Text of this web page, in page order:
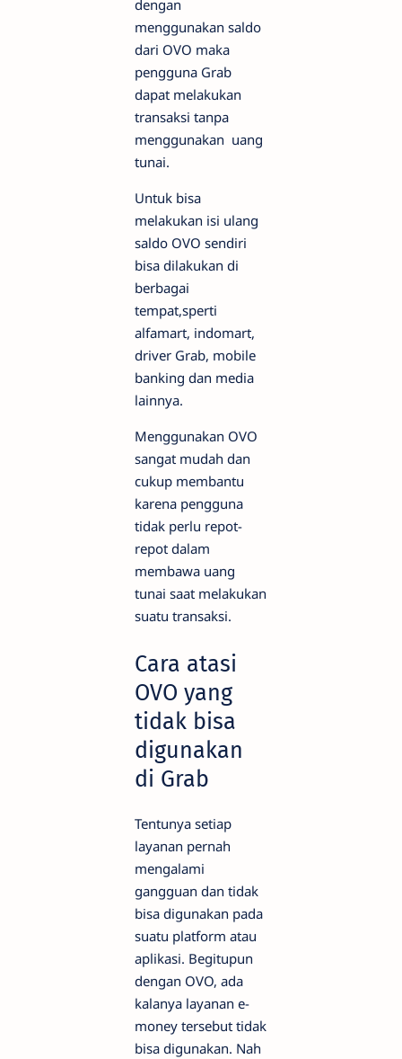
dengan
menggunakan saldo
dari OVO maka
pengguna Grab
dapat melakukan
transaksi tanpa
menggunakan uang
tunai.
Untuk bisa
melakukan isi ulang
saldo OVO sendiri
bisa dilakukan di
berbagai
tempat,sperti
alfamart, indomart,
driver Grab, mobile
banking dan media
lainnya.
Menggunakan OVO
sangat mudah dan
cukup membantu
karena pengguna
tidak perlu repot-
repot dalam
membawa uang
tunai saat melakukan
suatu transaksi.
Cara atasi
OVO yang
tidak bisa
digunakan
di Grab
Tentunya setiap
layanan pernah
mengalami
gangguan dan tidak
bisa digunakan pada
suatu platform atau
aplikasi. Begitupun
dengan OVO, ada
kalanya layanan e-
money tersebut tidak
bisa digunakan. Nah